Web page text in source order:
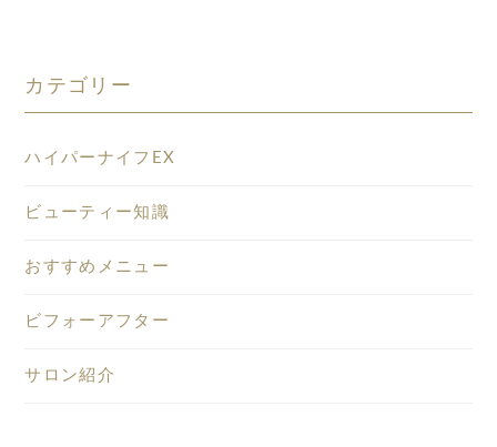
カテゴリー
ハイパーナイフEX
ビューティー知識
おすすめメニュー
ビフォーアフター
サロン紹介